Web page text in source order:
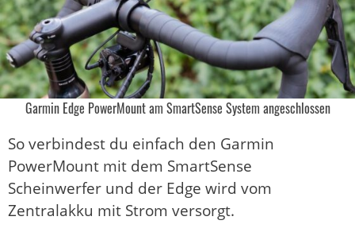
Garmin Edge PowerMount am SmartSense System angeschlossen
So verbindest du einfach den Garmin
PowerMount mit dem SmartSense
Scheinwerfer und der Edge wird vom
Zentralakku mit Strom versorgt.